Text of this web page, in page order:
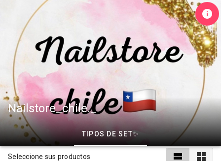
Nailstore_chile._
TIPOS DE SET✨
Seleccione sus productos